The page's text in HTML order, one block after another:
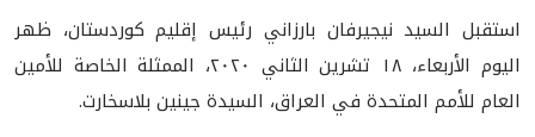
استقبل السيد نيجيرفان بارزاني رئيس إقليم كوردستان، ظهر
اليوم الأربعاء، ١٨ تشرين الثاني ٢٠٢٠، الممثلة الخاصة للأمين
العام للأمم المتحدة في العراق، السيدة جينين بلاسخارت.